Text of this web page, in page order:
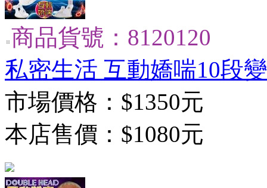
商品貨號：8120120
私密生活 互動嬌喘10段
市場價格： $1350元
本店售價： $1080元